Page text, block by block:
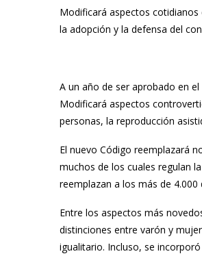
Modificará aspectos
la adopción y la defensa del
A un año de ser aprobado en el
Modificará aspectos
personas, la reproducción
El nuevo Código reemplazará
muchos de los cuales regulan
reemplazan a los más de
Entre los aspectos más
distinciones entre varón y
igualitario. Incluso, se